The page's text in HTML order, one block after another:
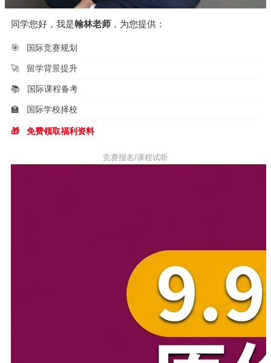
同学您好，我是翰林老师 ，为您提供：
🎯 国际竞赛规划
🚀 留学背景提升
📚 国际课程备考
🏫 国际学校择校
🎁 免费领取福利资料
竞赛报名/课程试听